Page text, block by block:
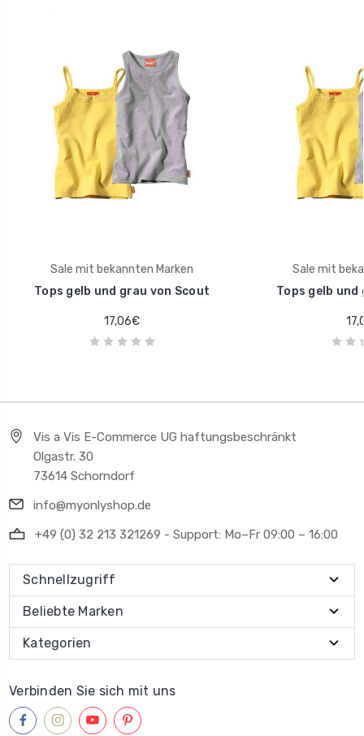
Sale mit bekannten Marken
Tops gelb und grau von Scout
17,06€
Sale mit
Tops gelb
Vis a Vis E-Commerce UG haftungsbeschränkt
Olgastr. 30
73614 Schorndorf
info@myonlyshop.de
+49 (0) 32 213 321269 - Support: Mo–Fr 09:00 – 16:00
Schnellzugriff
Beliebte Marken
Kategorien
Verbinden Sie sich mit uns